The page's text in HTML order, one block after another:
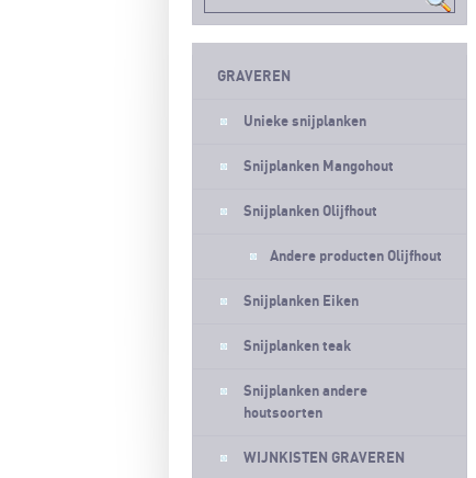
GRAVEREN
Unieke snijplanken
Snijplanken Mangohout
Snijplanken Olijfhout
Andere producten Olijfhout
Snijplanken Eiken
Snijplanken teak
Snijplanken andere
houtsoorten
WIJNKISTEN GRAVEREN